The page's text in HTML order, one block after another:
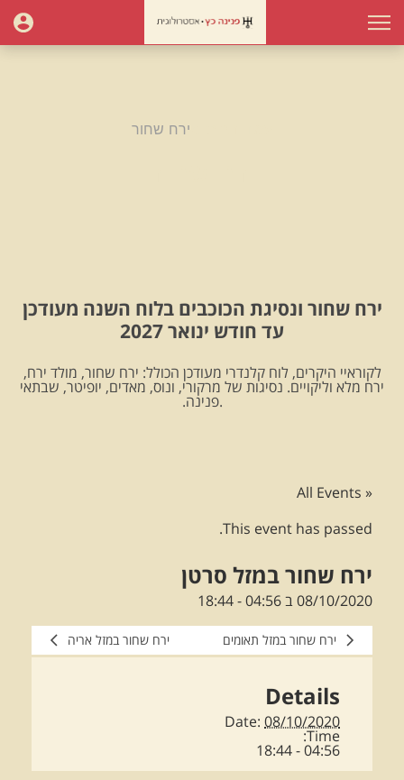
ירח שחור
ירח שחור ונסיגת הכוכבים בלוח השנה מעודכן
עד חודש ינואר 2027
לקוראיי היקרים, לוח קלנדרי מעודכן הכולל: ירח שחור, מולד ירח,
ירח מלא וליקויים. נסיגות של מרקורי, ונוס, מאדים, יופיטר, שבתאי
.פנינה.
« All Events
This event has passed.
ירח שחור במזל סרטן
08/10/2020 ב 04:56 -
18:44
ירח שחור במזל תאומים ירח שחור במזל אריה
Details
Date: 08/10/2020
Time:
04:56 - 18:44